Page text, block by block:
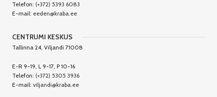
Telefon: (+372) 5393 6083
E-mail: eeden@kraba.ee
CENTRUMI KESKUS
Tallinna 24, Viljandi 71008
E-R 9-19, L 9-17, P 10-16
Telefon: (+372) 5305 3936
E-mail: viljandi@kraba.ee